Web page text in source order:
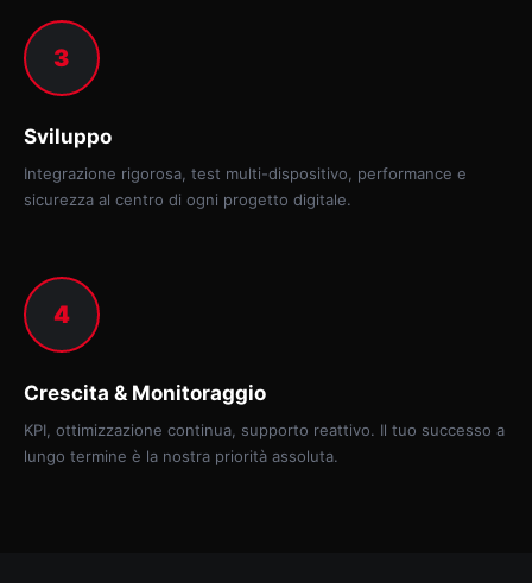
3
Sviluppo
Integrazione rigorosa, test multi-dispositivo, performance e
sicurezza al centro di ogni progetto digitale.
4
Crescita & Monitoraggio
KPI, ottimizzazione continua, supporto reattivo. Il tuo successo a
lungo termine è la nostra priorità assoluta.